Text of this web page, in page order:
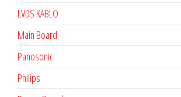
LVDS KABLO
Main Board
Panosonic
Philips